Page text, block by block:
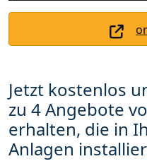
Jetzt kostenlos
zu 4 Angebote
erhalten, die in
Anlagen